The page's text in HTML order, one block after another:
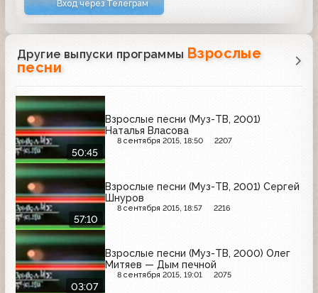
Вход через Телеграм
Другие выпуски программы Взрослые
песни
50:45
Взрослые песни (Муз-ТВ, 2001)
Наталья Власова
8 сентября 2015, 18:50 2207
57:10
Взрослые песни (Муз-ТВ, 2001) Сергей
Шнуров
8 сентября 2015, 18:57 2216
03:07
Взрослые песни (Муз-ТВ, 2000) Олег
Митяев — Дым печной
8 сентября 2015, 19:01 2075